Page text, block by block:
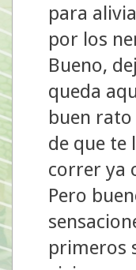
para
por los
Bueno,
queda
buen
de que te
correr ya
Pero
primeros